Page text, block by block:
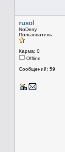
rusol
NoDeny
Пользователь
Карма: 0
Offline
Сообщений: 59